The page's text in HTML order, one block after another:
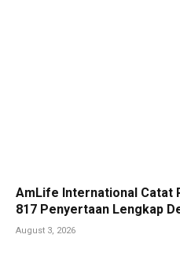
AmLife International Catat
817 Penyertaan Lengkap
August 3, 2026